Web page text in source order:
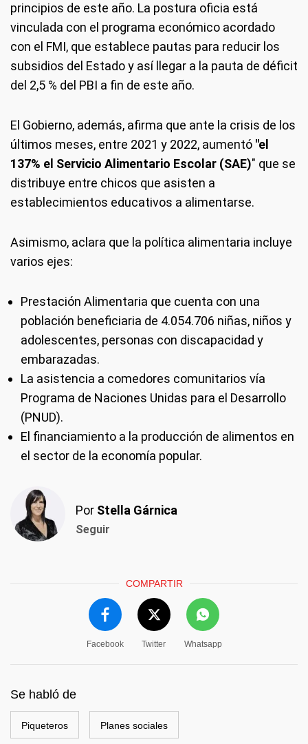
principios de este año. La postura oficia está
vinculada con el programa económico acordado
con el FMI, que establece pautas para reducir los
subsidios del Estado y así llegar a la pauta de déficit
del 2,5 % del PBI a fin de este año.
El Gobierno, además, afirma que ante la crisis de los
últimos meses, entre 2021 y 2022, aumentó "el
137% el Servicio Alimentario Escolar (SAE)" que se
distribuye entre chicos que asisten a
establecimientos educativos a alimentarse.
Asimismo, aclara que la política alimentaria incluye
varios ejes:
Prestación Alimentaria que cuenta con una
población beneficiaria de 4.054.706 niñas, niños y
adolescentes, personas con discapacidad y
embarazadas.
La asistencia a comedores comunitarios vía
Programa de Naciones Unidas para el Desarrollo
(PNUD).
El financiamiento a la producción de alimentos en
el sector de la economía popular.
Por Stella Gárnica
Seguir
COMPARTIR
Facebook Twitter Whatsapp
Se habló de
Piqueteros Planes sociales